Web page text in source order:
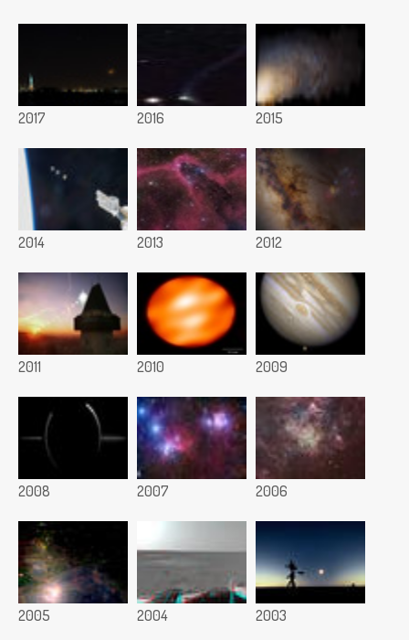
2017 2016 2015
2014 2013 2012
2011 2010 2009
2008 2007 2006
2005 2004 2003